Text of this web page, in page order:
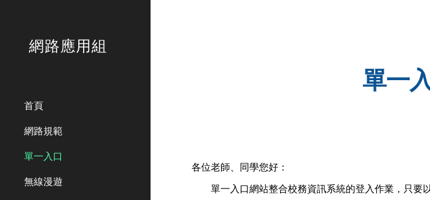
網路應用組
首頁
網路規範
單一入口
無線漫遊
單一
各位老師、同學您好：
單一入口網站整合校務資訊系統的登入作業，只要